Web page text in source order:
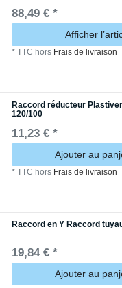
88,49 € *
Afficher
*TTC hors Frais de livraison
Raccord réducteur
120/100
11,23 € *
Ajouter au
*TTC hors Frais de livraison
Raccord en Y Raccord
19,84 € *
Ajouter au